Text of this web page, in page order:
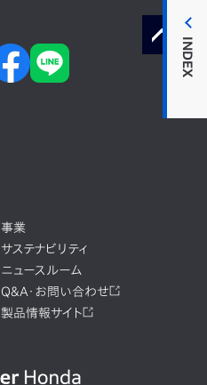
INDEX
事業
サステナビリティ
ニュースルーム
Q&A・お問い合わせ
製品情報サイト